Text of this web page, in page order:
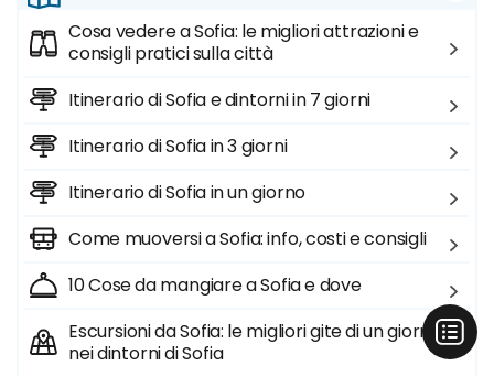
Cosa vedere a Sofia: le migliori attrazioni e
consigli pratici sulla città
Itinerario di Sofia e dintorni in 7 giorni
Itinerario di Sofia in 3 giorni
Itinerario di Sofia in un giorno
Come muoversi a Sofia: info, costi e consigli
10 Cose da mangiare a Sofia e dove
Escursioni da Sofia: le migliori gite di un giorno
nei dintorni di Sofia